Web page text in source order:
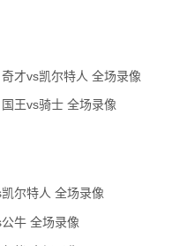
才vs凯尔特人 全场录像
王vs骑士 全场录像
尔特人 全场录像
牛 全场录像